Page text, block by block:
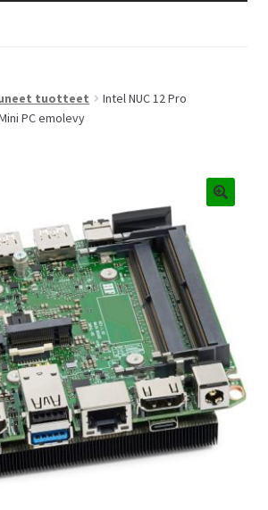
tuotteet
Intel NUC 12 Pro
PC emolevy